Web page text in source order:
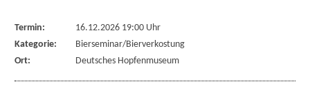
Termin:
16.12.2026 19:00 Uhr
Kategorie:
Bierseminar/Bierverkostung
Ort:
Deutsches Hopfenmuseum